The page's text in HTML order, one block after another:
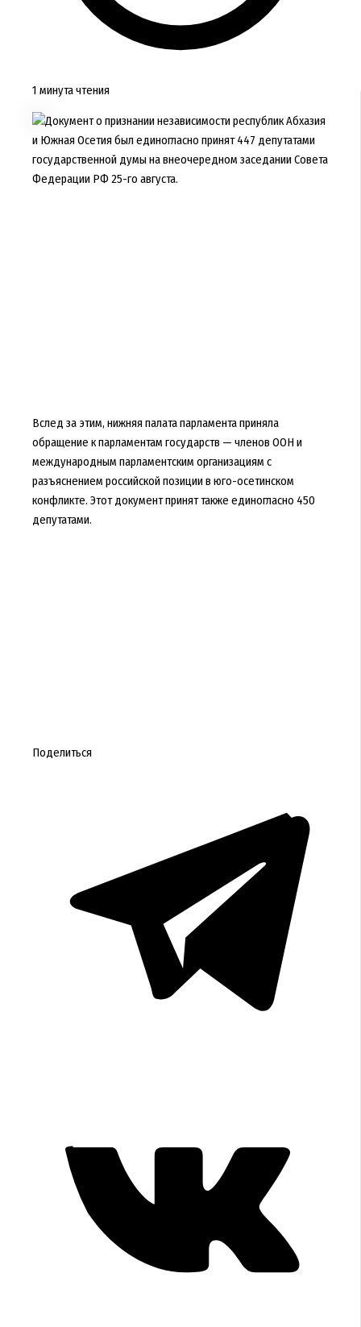
1 минута чтения
Документ о признании независимости республик Абхазия
и Южная Осетия был единогласно принят 447 депутатами
государственной думы на внеочередном заседании Совета
Федерации РФ 25-го августа.
Вслед за этим, нижняя палата парламента приняла
обращение к парламентам государств — членов ООН и
международным парламентским организациям с
разъяснением российской позиции в юго-осетинском
конфликте. Этот документ принят также единогласно 450
депутатами.
Поделиться